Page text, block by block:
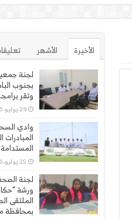
الأخيرة الأشهر
لجنة
بجنوب
وتقر
29 يوليو، 2026
وادي
25 يوليو، 2026
لجنة
ورشة
الملتقى
بمحافظة